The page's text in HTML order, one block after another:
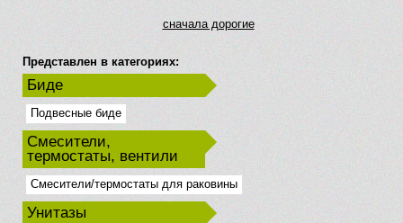
сначала дорогие
Представлен в категориях:
Биде
Подвесные биде
Смесители,
термостаты, вентили
Смесители/термостаты для раковины
Унитазы